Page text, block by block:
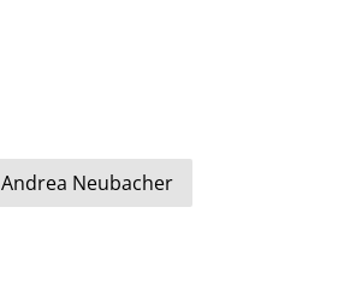
Andrea Neubacher